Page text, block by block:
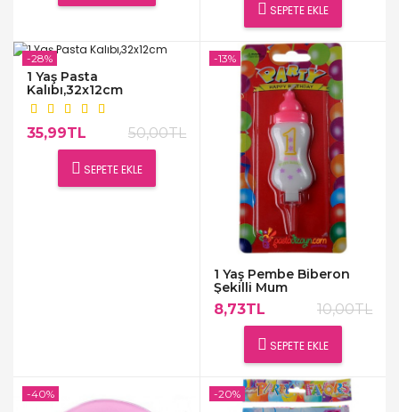
SEPETE EKLE
1 Yaş Pasta
Kalıbı,32x12cm
35,99TL 50,00TL
SEPETE EKLE
-28%
1 Yaş Pembe Biberon
Şekilli Mum
8,73TL 10,00TL
SEPETE EKLE
-13%
-40% -20%